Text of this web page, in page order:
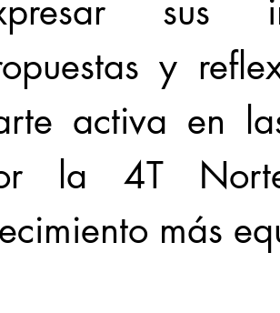
sus
y
activa en
la 4T
más